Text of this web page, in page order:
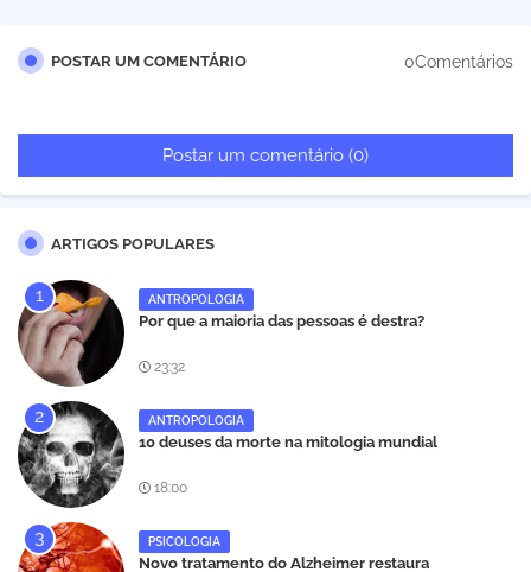
POSTAR UM COMENTÁRIO 0Comentários
Postar um comentário (0)
ARTIGOS POPULARES
ANTROPOLOGIA
Por que a maioria das pessoas é destra?
23:32
ANTROPOLOGIA
10 deuses da morte na mitologia mundial
18:00
PSICOLOGIA
Novo tratamento do Alzheimer restaura